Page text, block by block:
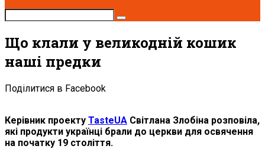
Що клали у великодній кошик
наші предки
Поділитися в Facebook
Керівник проекту TasteUA Світлана Злобіна розповіла,
які продукти українці брали до церкви для освячення
на початку 19 століття.